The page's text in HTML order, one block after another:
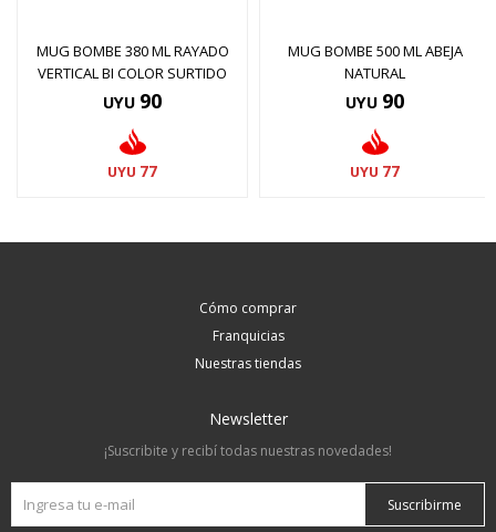
MUG BOMBE 380 ML RAYADO
VERTICAL BI COLOR SURTIDO
UYU 90
UYU 77
MUG BOMBE 500 ML ABEJA
NATURAL
UYU 90
UYU 77
Cómo comprar
Franquicias
Nuestras tiendas
Newsletter
¡Suscribite y recibí todas nuestras novedades!
Suscribirme